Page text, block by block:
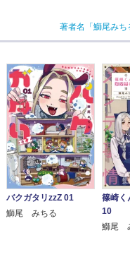
著者名「鰤尾みち
バクガタリzzZ 01
鰤尾 みちる
篠崎く
10
鰤尾